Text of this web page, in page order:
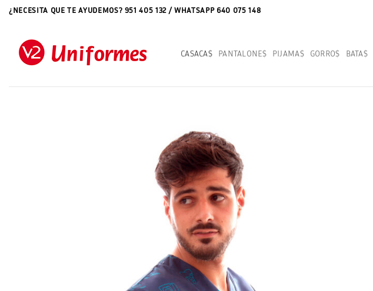
Saltar
contenido
¿NECESITA QUE TE AYUDEMOS? 951 405 132 / WHATSAPP 640 075 148
CASACAS PANTALONES PIJAMAS GORROS BATAS